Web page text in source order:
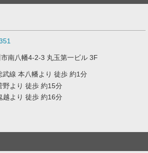
南八幡4-2-3 丸玉第一ビル 3F
武線 本八幡より 徒歩 約1分
野より 徒歩 約15分
越より 徒歩 約16分